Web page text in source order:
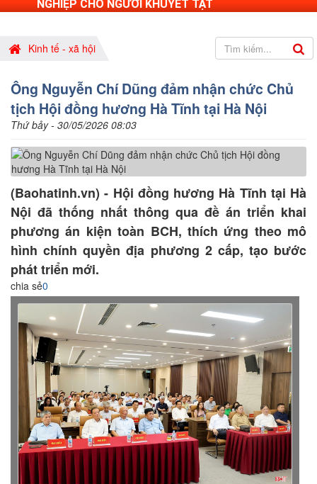
NGHIỆP CHO NGƯỜI KHUYẾT TẬT
Kinh tế - xã hội
Ông Nguyễn Chí Dũng đảm nhận chức Chủ
tịch Hội đồng hương Hà Tĩnh tại Hà Nội
Thứ bảy - 30/05/2026 08:03
(Baohatinh.vn) - Hội đồng hương Hà Tĩnh tại Hà
Nội đã thống nhất thông qua đề án triển khai
phương án kiện toàn BCH, thích ứng theo mô
hình chính quyền địa phương 2 cấp, tạo bước
phát triển mới.
chia sẻ0